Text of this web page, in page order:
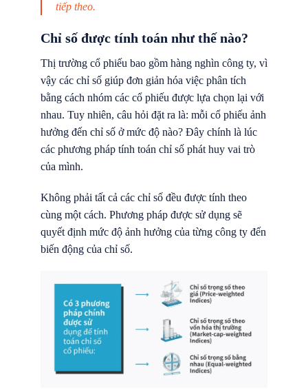
tiếp theo.
Chỉ số được tính toán như thế nào?
Thị trường cổ phiếu bao gồm hàng nghìn công ty, vì
vậy các chỉ số giúp đơn giản hóa việc phân tích
bằng cách nhóm các cổ phiếu được lựa chọn lại với
nhau. Tuy nhiên, câu hỏi đặt ra là: mỗi cổ phiếu ảnh
hưởng đến chỉ số ở mức độ nào? Đây chính là lúc
các phương pháp tính toán chỉ số phát huy vai trò
của mình.
Không phải tất cả các chỉ số đều được tính theo
cùng một cách. Phương pháp được sử dụng sẽ
quyết định mức độ ảnh hưởng của từng công ty đến
biến động của chỉ số.